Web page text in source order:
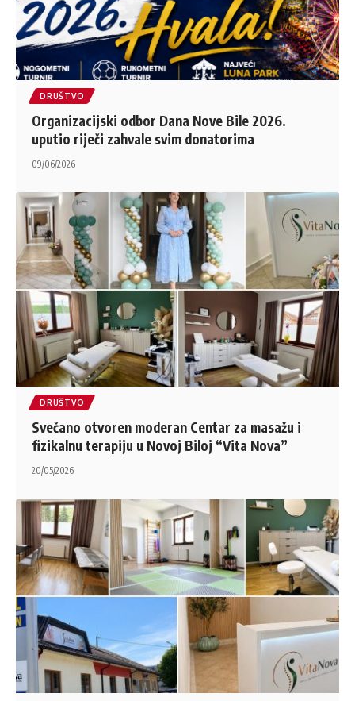
DRUŠTVO
Organizacijski odbor Dana Nove Bile 2026.
uputio riječi zahvale svim donatorima
09/06/2026
DRUŠTVO
Svečano otvoren moderan Centar za masažu i
fizikalnu terapiju u Novoj Biloj “Vita Nova”
20/05/2026